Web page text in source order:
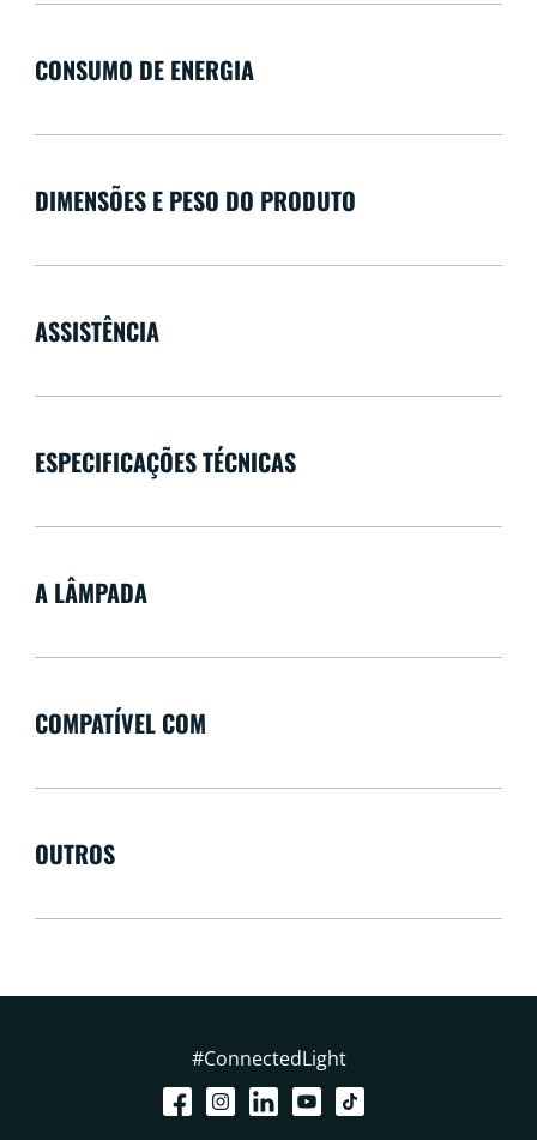
CONSUMO DE ENERGIA
DIMENSÕES E PESO DO PRODUTO
ASSISTÊNCIA
ESPECIFICAÇÕES TÉCNICAS
A LÂMPADA
COMPATÍVEL COM
OUTROS
#ConnectedLight